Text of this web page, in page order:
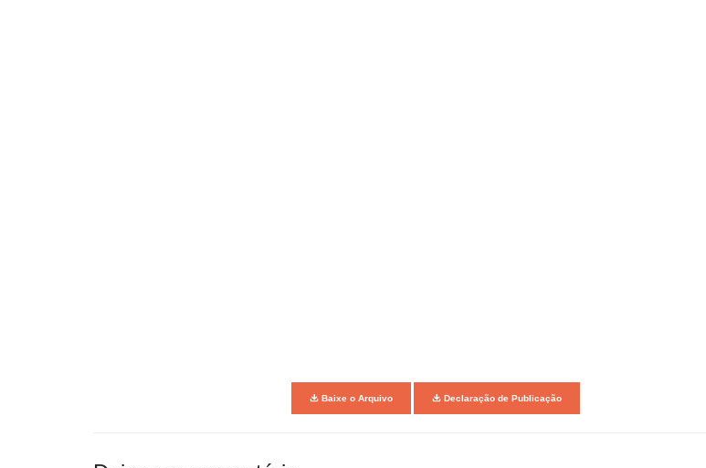
Baixe o Arquivo Declaração de Publicação